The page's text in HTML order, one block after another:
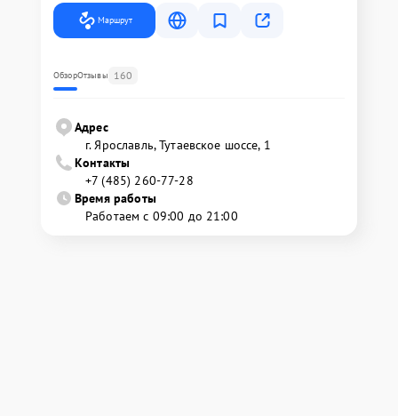
Маршрут
ОбзорОтзывы 160
Адрес
г. Ярославль, Тутаевское шоссе, 1
Контакты
+7 (485) 260-77-28
Время работы
Работаем с 09:00 до 21:00